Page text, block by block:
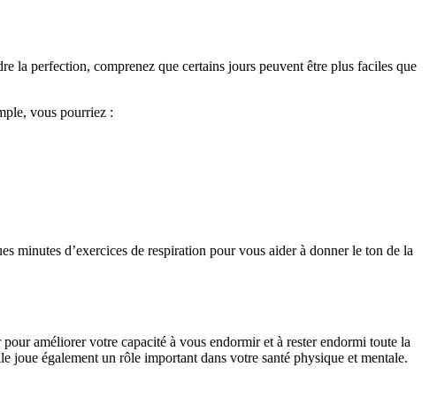
la perfection, comprenez que certains jours peuvent être plus faciles que
vous pourriez :
minutes d’exercices de respiration pour vous aider à donner le ton de la
améliorer votre capacité à vous endormir et à rester endormi toute la
également un rôle important dans votre santé physique et mentale.